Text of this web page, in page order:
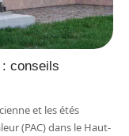
conseils
et les étés
(PAC) dans le Haut-